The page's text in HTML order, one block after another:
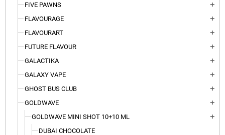
FIVE PAWNS add
FLAVOURAGE add
FLAVOURART add
FUTURE FLAVOUR add
GALACTIKA add
GALAXY VAPE add
GHOST BUS CLUB add
GOLDWAVE add
GOLDWAVE MINI SHOT 10+10 ML add
DUBAI CHOCOLATE